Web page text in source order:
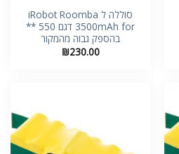
סוללה ל iRobot Roomba
3500mAh for דגם 550 **
בהספק גבוה מהמקור
₪230.00